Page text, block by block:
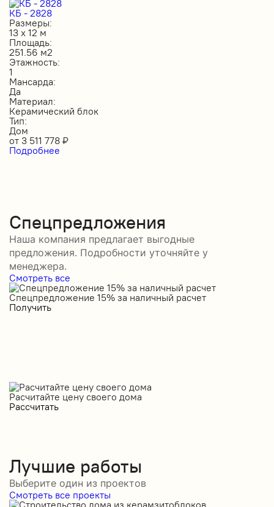
КБ - 2828
Размеры:
13 х 12 м
Площадь:
251.56 м2
Этажность:
1
Мансарда:
Да
Материал:
Керамический блок
Тип:
Дом
от 3 511 778 ₽
Подробнее
Спецпредложения
Наша компания предлагает выгодные
предложения. Подробности уточняйте у
менеджера.
Смотреть все
Спецпредложение 15% за наличный расчет
Получить
Расчитайте цену своего дома
Рассчитать
Лучшие работы
Выберите один из проектов
Смотреть все проекты